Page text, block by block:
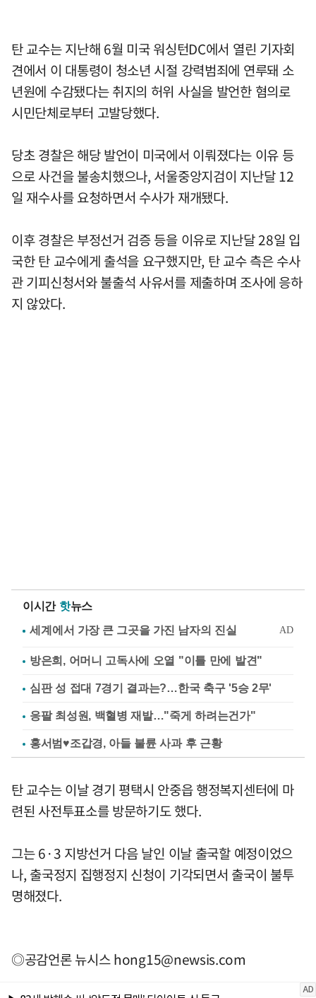
탄 교수는 지난해 6월 미국 워싱턴DC에서 열린 기자회
견에서 이 대통령이 청소년 시절 강력범죄에 연루돼 소
년원에 수감됐다는 취지의 허위 사실을 발언한 혐의로
시민단체로부터 고발당했다.
당초 경찰은 해당 발언이 미국에서 이뤄졌다는 이유 등
으로 사건을 불송치했으나, 서울중앙지검이 지난달 12
일 재수사를 요청하면서 수사가 재개됐다.
이후 경찰은 부정선거 검증 등을 이유로 지난달 28일 입
국한 탄 교수에게 출석을 요구했지만, 탄 교수 측은 수사
관 기피신청서와 불출석 사유서를 제출하며 조사에 응하
지 않았다.
이시간 핫뉴스
방은희, 어머니 고독사에 오열 "이틀 만에 발견"
심판 성 접대 7경기 결과는?…한국 축구 '5승 2무'
응팔 최성원, 백혈병 재발…"죽게 하려는건가"
홍서범♥조갑경, 아들 불륜 사과 후 근황
탄 교수는 이날 경기 평택시 안중읍 행정복지센터에 마
련된 사전투표소를 방문하기도 했다.
그는 6·3 지방선거 다음 날인 이날 출국할 예정이었으
나, 출국정지 집행정지 신청이 기각되면서 출국이 불투
명해졌다.
◎공감언론 뉴시스hong15@newsis.com